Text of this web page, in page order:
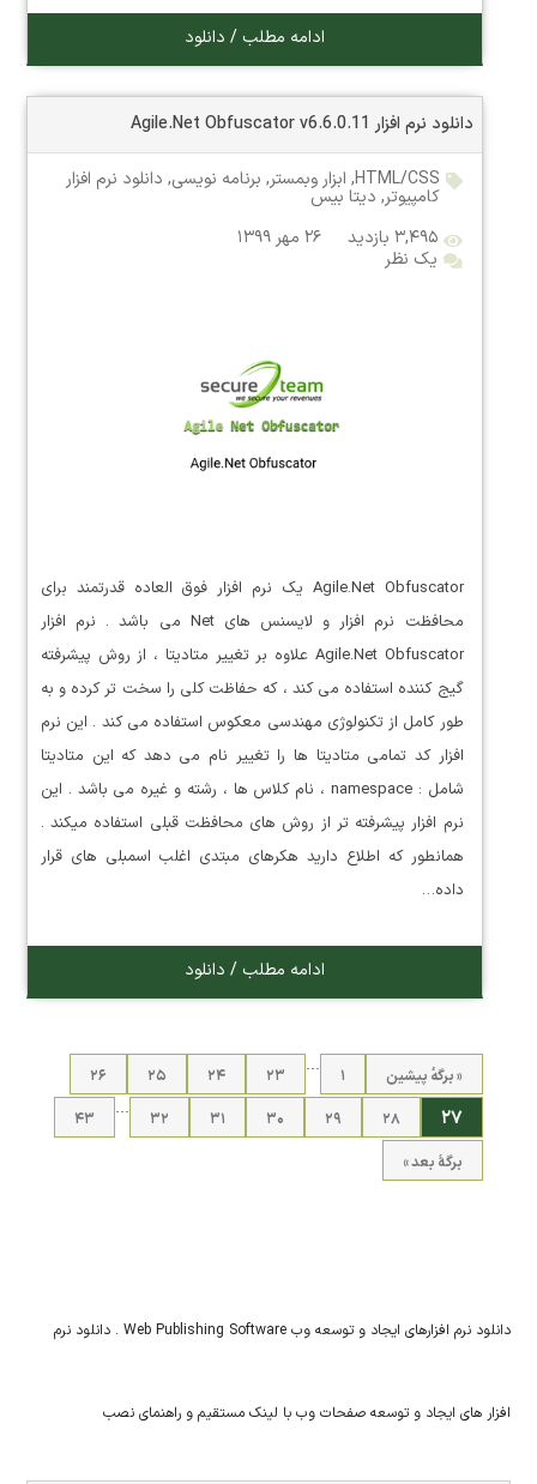
ادامه مطلب / دانلود
دانلود نرم افزار Agile.Net Obfuscator v6.6.0.11
HTML/CSS
, ابزار وبمستر, برنامه نویسی, دانلود نرم افزار
کامپیوتر, دیتا بیس
۳,۴۹۵ بازدید
۲۶ مهر ۱۳۹۹
یک نظر
Agile.Net Obfuscator یک نرم افزار فوق العاده قدرتمند برای
محافظت نرم افزار و لایسنس های Net می باشد . نرم افزار
Agile.Net Obfuscator علاوه بر تغییر متادیتا ، از روش پیشرفته
گیج کننده استفاده می کند ، که حفاظت کلی را سخت تر کرده و به
طور کامل از تکنولوژی مهندسی معکوس استفاده می کند . این نرم
افزار کد تمامی متادیتا ها را تغییر نام می دهد که این متادیتا
شامل : namespace ، نام کلاس ها ، رشته و غیره می باشد . این
نرم افزار پیشرفته تر از روش های محافظت قبلی استفاده میکند .
همانطور که اطلاع دارید هکرهای مبتدی اغلب اسمبلی های قرار
داده…
ادامه مطلب / دانلود
« برگه‌ٔ پیشین ۱ ۲۳ ۲۴ ۲۵ ۲۶
۲۷ ۲۸ ۲۹ ۳۰ ۳۱ ۳۲
۴۳
برگهٔ بعد »
دانلود نرم افزارهای ایجاد و توسعه وب Web Publishing Software . دانلود نرم
افزار های ایجاد و توسعه صفحات وب با لینک مستقیم و راهنمای نصب